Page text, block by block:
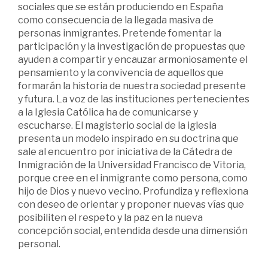
sociales que se están produciendo en España
como consecuencia de la llegada masiva de
personas inmigrantes. Pretende fomentar la
participación y la investigación de propuestas que
ayuden a compartir y encauzar armoniosamente el
pensamiento y la convivencia de aquellos que
formarán la historia de nuestra sociedad presente
y futura. La voz de las instituciones pertenecientes
a la Iglesia Católica ha de comunicarse y
escucharse. El magisterio social de la iglesia
presenta un modelo inspirado en su doctrina que
sale al encuentro por iniciativa de la Cátedra de
Inmigración de la Universidad Francisco de Vitoria,
porque cree en el inmigrante como persona, como
hijo de Dios y nuevo vecino. Profundiza y reflexiona
con deseo de orientar y proponer nuevas vías que
posibiliten el respeto y la paz en la nueva
concepción social, entendida desde una dimensión
personal.